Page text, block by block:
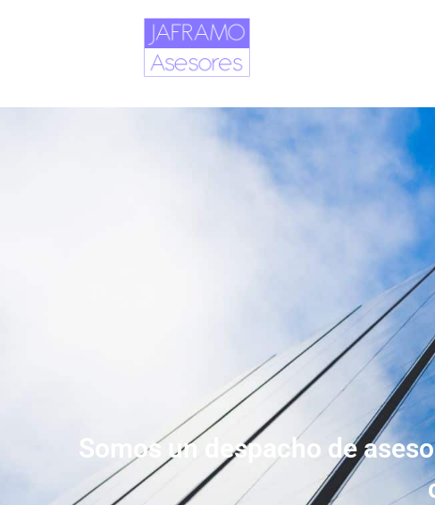
Somos un despacho de